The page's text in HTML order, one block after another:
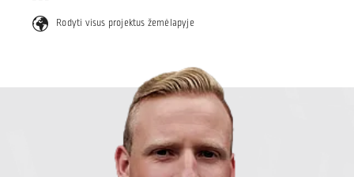
Rodyti visus projektus žemėlapyje